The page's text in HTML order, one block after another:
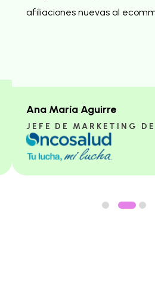
afiliaciones nuevas al
Ana María Aguirre
JEFE DE MARKETING